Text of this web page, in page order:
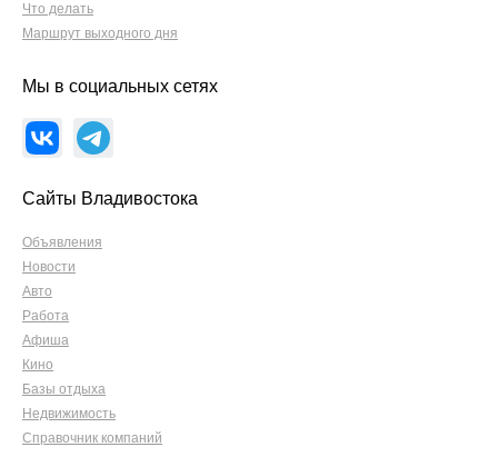
Что делать
Маршрут выходного дня
Мы в социальных сетях
Сайты Владивостока
Объявления
Новости
Авто
Работа
Афиша
Кино
Базы отдыха
Недвижимость
Справочник компаний